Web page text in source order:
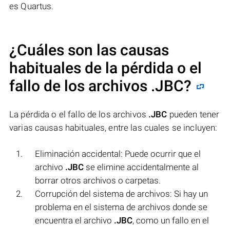
es Quartus.
¿Cuáles son las causas
habituales de la pérdida o el
fallo de los archivos .JBC?
La pérdida o el fallo de los archivos .JBC pueden tener
varias causas habituales, entre las cuales se incluyen:
Eliminación accidental: Puede ocurrir que el
archivo .JBC se elimine accidentalmente al
borrar otros archivos o carpetas.
Corrupción del sistema de archivos: Si hay un
problema en el sistema de archivos donde se
encuentra el archivo .JBC, como un fallo en el